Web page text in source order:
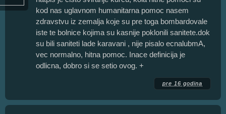
kod nas uglavnom humanitarna pomoc nasem
zdravstvu iz zemalja koje su pre toga bombardovale
iste te bolnice kojima su kasnije poklonili sanitete.dok
su bili saniteti lade karavani , nije pisalo ecnalubmA,
vec normalno, hitna pomoc. Inace definicija je
odlicna, dobro si se setio ovog. +
pre 16 godina